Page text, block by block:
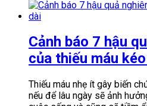
Cảnh báo 7 hậu
của thiếu máu
Thiếu máu nhẹ ít gây biến
nếu để lâu ngày sẽ ảnh